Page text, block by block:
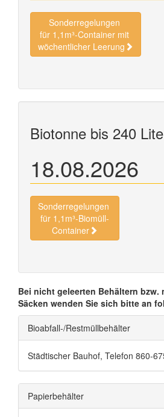
Sonderregelungen
für 1,1m³-Container mit
wöchentlicher Leerung
Biotonne bis 240
18.08.2026
Sonderregelungen
für 1,1m³-Biomüll-
Container
Bei nicht geleerten Behältern bzw.
Säcken wenden Sie sich bitte an
Bioabfall-/Restmüllbehälter
Städtischer Bauhof, Telefon 860-
Papierbehälter